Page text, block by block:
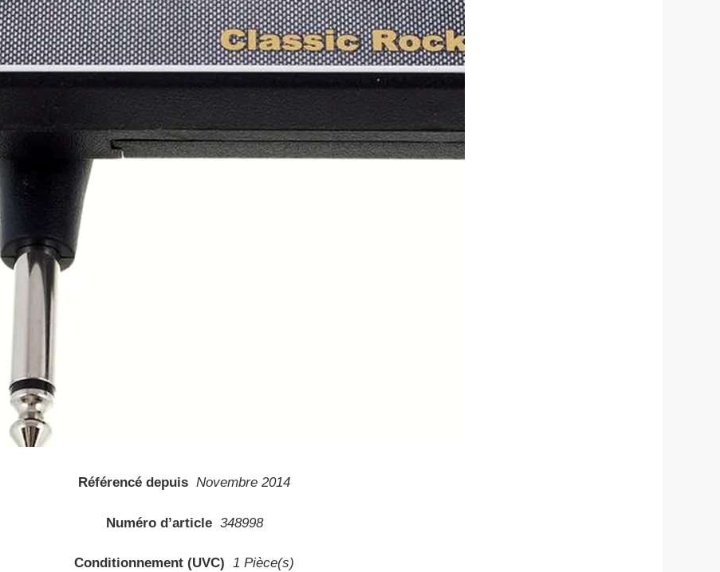
Référencé depuis Novembre 2014
Numéro d’article 348998
Conditionnement (UVC) 1 Pièce(s)